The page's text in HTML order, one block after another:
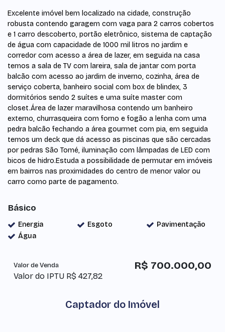
Excelente imóvel bem localizado na cidade, construção
robusta contendo garagem com vaga para 2 carros cobertos
e 1 carro descoberto, portão eletrônico, sistema de captação
de água com capacidade de 1000 mil litros no jardim e
corredor com acesso a área de lazer, em seguida na casa
temos a sala de TV com lareira, sala de jantar com porta
balcão com acesso ao jardim de inverno, cozinha, área de
serviço coberta, banheiro social com box de blindex, 3
dormitórios sendo 2 suítes e uma suíte master com
closet.Área de lazer maravilhosa contendo um banheiro
externo, churrasqueira com forno e fogão a lenha com uma
pedra balcão fechando a área gourmet com pia, em seguida
temos um deck que dá acesso as piscinas que são cercadas
por pedras São Tomé, iluminação com lâmpadas de LED com
bicos de hidro.Estuda a possibilidade de permutar em imóveis
em bairros nas proximidades do centro de menor valor ou
carro como parte de pagamento.
Básico
Energia Esgoto
Pavimentação
Água
R$ 700.000,00
Valor de Venda
Valor do IPTU R$ 427,82
Captador do Imóvel